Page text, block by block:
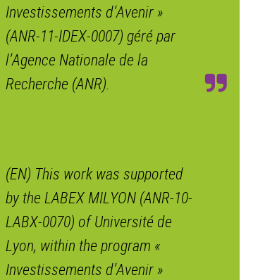
Investissements d’Avenir »
(ANR-11-IDEX-0007) géré par
l’Agence Nationale de la
Recherche (ANR).
(EN) This work was supported
by the LABEX MILYON (ANR-10-
LABX-0070) of Université de
Lyon, within the program «
Investissements d’Avenir »